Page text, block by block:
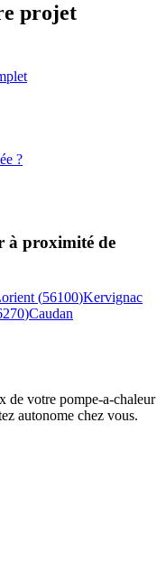
projet
?
à proximité de
(56100)Kervignac
)Caudan
de votre pompe-a-chaleur
autonome chez vous.